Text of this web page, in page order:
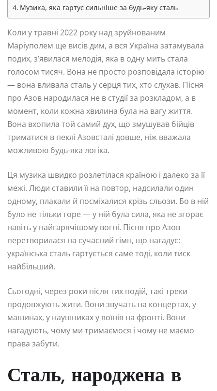
Музика, яка гартує сильніше за будь-яку сталь
Коли у травні 2022 року над зруйнованим
Маріуполем ще висів дим, а вся Україна затамувала
подих, з’явилася мелодія, яка в одну мить стала
голосом тисяч. Вона не просто розповідала історію
— вона вливала сталь у серця тих, хто слухав. Пісня
про Азов народилася не в студії за розкладом, а в
момент, коли кожна хвилина була на вагу життя.
Вона вхопила той самий дух, що змушував бійців
триматися в пеклі Азовсталі довше, ніж вважала
можливою будь-яка логіка.
Ця музика швидко розлетілася країною і далеко за її
межі. Люди ставили її на повтор, надсилали один
одному, плакали й посміхалися крізь сльози. Бо в ній
було не тільки горе — у ній була сила, яка не згорає
навіть у найгарячішому вогні. Пісня про Азов
перетворилася на сучасний гімн, що нагадує:
українська сталь гартується саме тоді, коли тиск
найбільший.
Сьогодні, через роки після тих подій, такі треки
продовжують жити. Вони звучать на концертах, у
машинах, у наушниках у воїнів на фронті. Вони
нагадують, чому ми тримаємося і чому не маємо
права забути.
Сталь, народжена в